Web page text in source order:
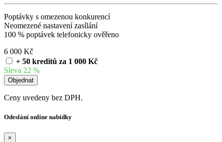
Poptávky s omezenou konkurencí
Neomezené nastavení zasílání
100 % poptávek telefonicky ověřeno
6 000 Kč
+ 50 kreditů za 1 000 Kč
Sleva 22 %
Ceny uvedeny bez DPH.
Odeslání online nabídky
×